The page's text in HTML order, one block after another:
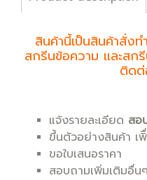
สินค้านี้เป็นสินค้าสั่ง
สกรีนข้อความ และสก
ติดต่
แจ้งรายละเอียด สอ
ขึ้นตัวอย่างสินค้า เ
ขอใบเสนอราคา
สอบถามเพิ่มเติมอื่นๆ